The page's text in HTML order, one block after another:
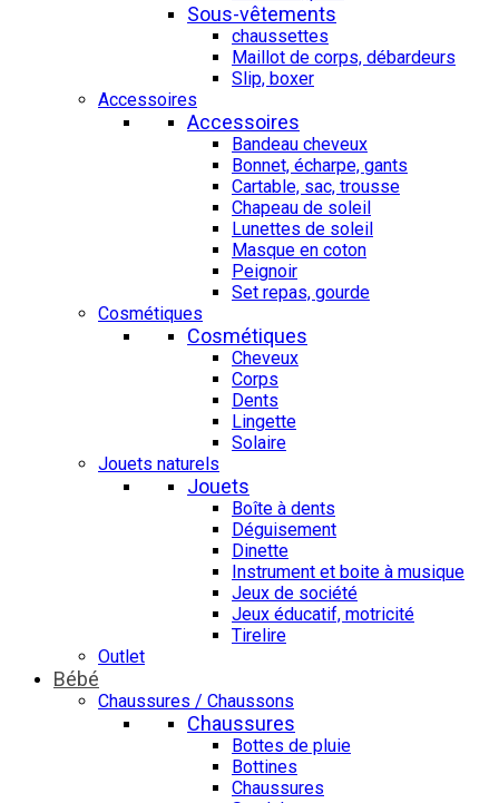
Sous-vêtements
chaussettes
Maillot de corps, débardeurs
Slip, boxer
Accessoires
Accessoires
Bandeau cheveux
Bonnet, écharpe, gants
Cartable, sac, trousse
Chapeau de soleil
Lunettes de soleil
Masque en coton
Peignoir
Set repas, gourde
Cosmétiques
Cosmétiques
Cheveux
Corps
Dents
Lingette
Solaire
Jouets naturels
Jouets
Boîte à dents
Déguisement
Dinette
Instrument et boite à musique
Jeux de société
Jeux éducatif, motricité
Tirelire
Outlet
Bébé
Chaussures / Chaussons
Chaussures
Bottes de pluie
Bottines
Chaussures